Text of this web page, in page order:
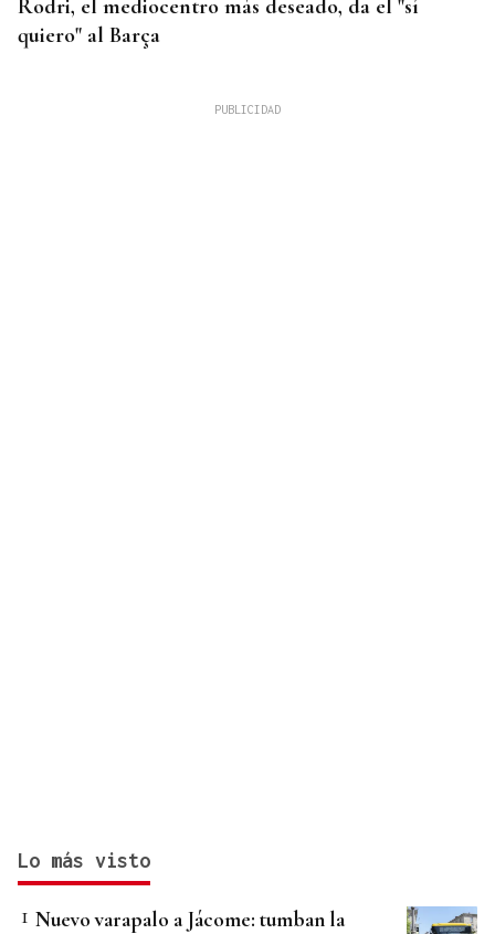
Rodri, el mediocentro más deseado, da el "sí
quiero" al Barça
Lo más visto
Nuevo varapalo a Jácome: tumban la